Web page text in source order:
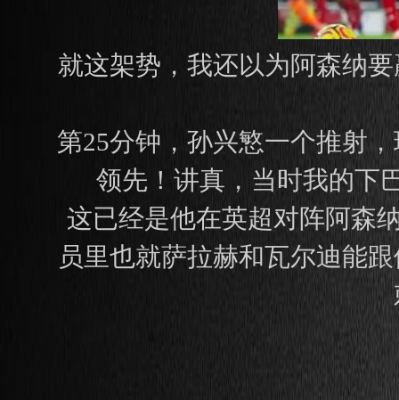
就这架势，我还以为阿森纳
第25分钟，孙兴慜一个推射
领先！讲真，当时我的下
这已经是他在英超对阵阿森
员里也就萨拉赫和瓦尔迪能